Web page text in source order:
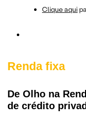
Clique aqui
Renda fixa
De Olho na
de crédito